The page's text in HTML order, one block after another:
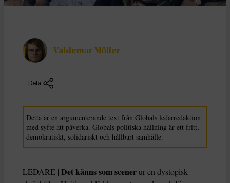
Valdemar Möller
Dela
Detta är en argumenterande text från Globals ledarredaktion
med syfte att påverka. Globals politiska hållning är ett fritt,
demokratiskt, solidariskt och hållbart samhälle.
LEDARE | Det känns som scenerur en dystopisk